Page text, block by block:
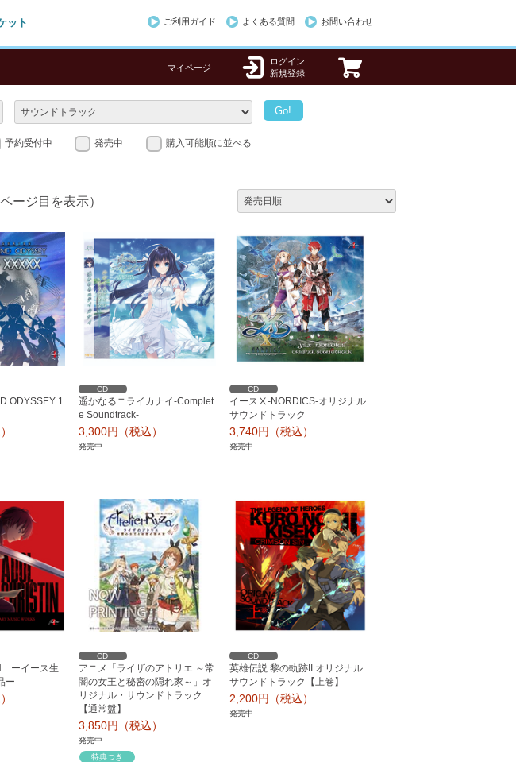
ット ご利用ガイド よくある質問 お問い合わせ
マイページ
ログイン
新規登録
予約受付中 発売中 購入可能順に並べる
ページ目を表示）
ODYSSEY 1
CD
遥かなるニライカナイ-Complet
e Soundtrack-
3,300円（税込）
発売中
CD
イースⅩ-NORDICS-オリジナル
サウンドトラック
3,740円（税込）
発売中
ーイース生
ー
CD
アニメ「ライザのアトリエ ～常
闇の女王と秘密の隠れ家～」オ
リジナル・サウンドトラック
【通常盤】
3,850円（税込）
発売中
特典つき
CD
英雄伝説 黎の軌跡II オリジナル
サウンドトラック【上巻】
2,200円（税込）
発売中